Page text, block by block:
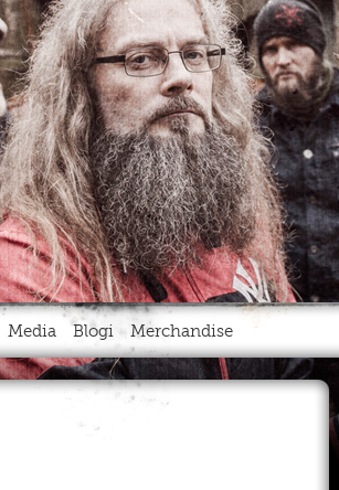
Media Blogi Merchandise